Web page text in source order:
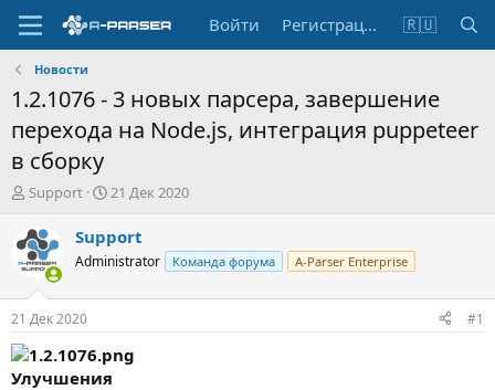
Войти Регистрация 🇷🇺
Новости
1.2.1076 - 3 новых парсера, завершение
перехода на Node.js, интеграция puppeteer
в сборку
А
т
о
р
т
е
м
ы
Support
Д
т
а
н
а
л
21 Дек 2020
Support
Administrator Команда форума A-Parser Enterprise
21 Дек 2020 #1
Улучшения